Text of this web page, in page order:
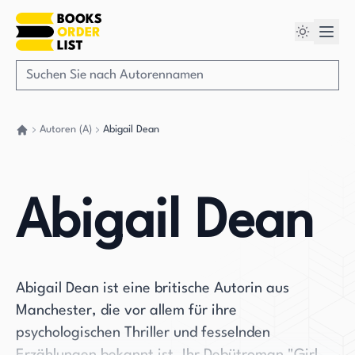
Autoren (A) Abigail Dean
Abigail Dean
Abigail Dean ist eine britische Autorin aus
Manchester, die vor allem für ihre
psychologischen Thriller und fesselnden